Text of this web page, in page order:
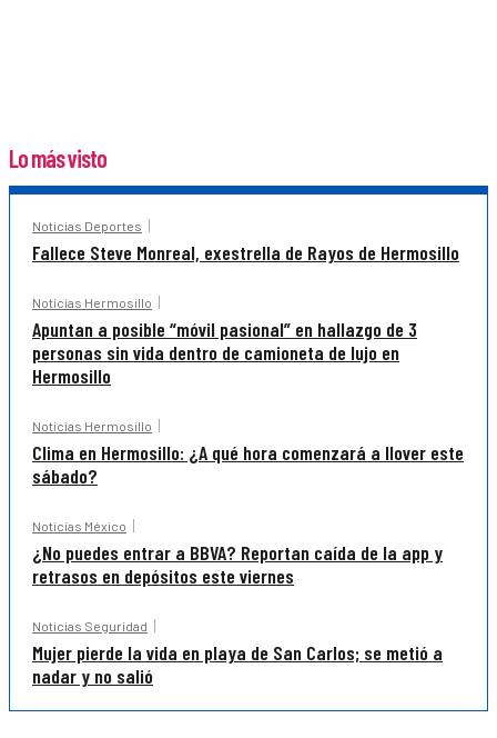
Lo más visto
Noticias Deportes
Fallece Steve Monreal, exestrella de Rayos de Hermosillo
Noticias Hermosillo
Apuntan a posible “móvil pasional” en hallazgo de 3
personas sin vida dentro de camioneta de lujo en
Hermosillo
Noticias Hermosillo
Clima en Hermosillo: ¿A qué hora comenzará a llover este
sábado?
Noticias México
¿No puedes entrar a BBVA? Reportan caída de la app y
retrasos en depósitos este viernes
Noticias Seguridad
Mujer pierde la vida en playa de San Carlos; se metió a
nadar y no salió